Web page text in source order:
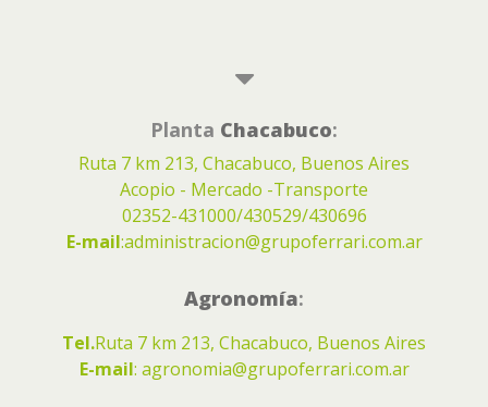
Planta Chacabuco:
Ruta 7 km 213, Chacabuco, Buenos Aires
Acopio - Mercado -Transporte
02352-431000/430529/430696
E-mail:administracion@grupoferrari.com.ar
Agronomía:
Tel.Ruta 7 km 213, Chacabuco, Buenos Aires
E-mail: agronomia@grupoferrari.com.ar